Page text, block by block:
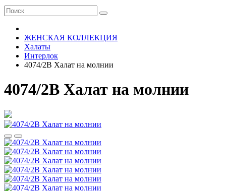
ЖЕНСКАЯ КОЛЛЕКЦИЯ
Халаты
Интерлок
4074/2В Халат на молнии
4074/2В Халат на молнии